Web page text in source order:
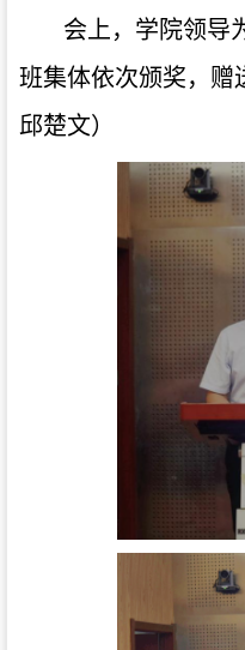
会上，学院领导
班集体依次颁奖，赠
邱楚文）